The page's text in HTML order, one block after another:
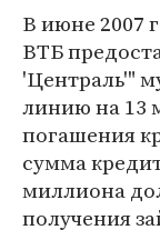
В июне 2007
ВТБ
'Централь'"
линию на 13
погашения
сумма
миллиона
получения